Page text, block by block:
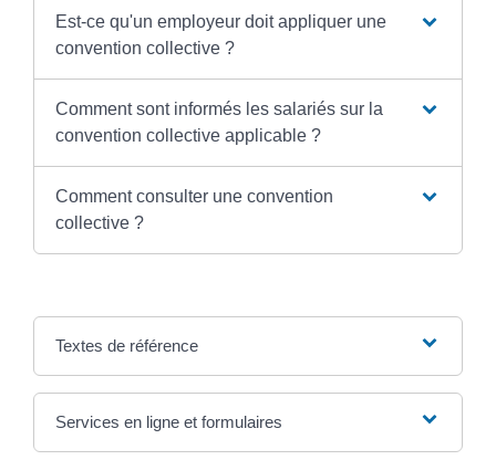
Est-ce qu'un employeur doit appliquer une
convention collective ?
Comment sont informés les salariés sur la
convention collective applicable ?
Comment consulter une convention
collective ?
Textes de référence
Services en ligne et formulaires